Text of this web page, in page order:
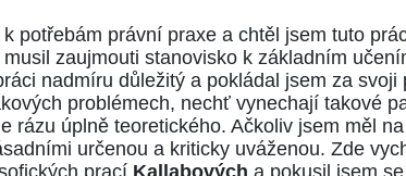
potřebám právní praxe a chtěl jsem tuto
zaujmouti stanovisko k základním
nadmíru důležitý a pokládal jsem za
problémech, nechť vynechají takové
rázu úplně teoretického. Ačkoliv jsem měl
určenou a kriticky uváženou. Zde
prací Kallabových a pokusil jsem